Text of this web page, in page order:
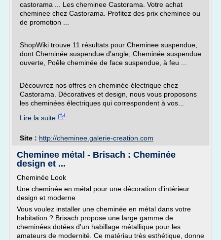
castorama ... Les cheminee Castorama. Votre achat
cheminee chez Castorama. Profitez des prix cheminee ou
de promotion ...
ShopWiki trouve 11 résultats pour Cheminee suspendue,
dont Cheminée suspendue d'angle, Cheminée suspendue
ouverte, Poêle cheminée de face suspendue, à feu ...
Découvrez nos offres en cheminée électrique chez
Castorama. Décoratives et design, nous vous proposons
les cheminées électriques qui correspondent à vos...
Lire la suite
Site : http://cheminee.galerie-creation.com
Cheminee métal - Brisach : Cheminée
design et ...
Cheminée Look
Une cheminée en métal pour une décoration d'intérieur
design et moderne
Vous voulez installer une cheminée en métal dans votre
habitation ? Brisach propose une large gamme de
cheminées dotées d'un habillage métallique pour les
amateurs de modernité. Ce matériau très esthétique, donne